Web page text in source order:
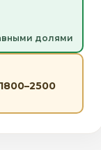
долями